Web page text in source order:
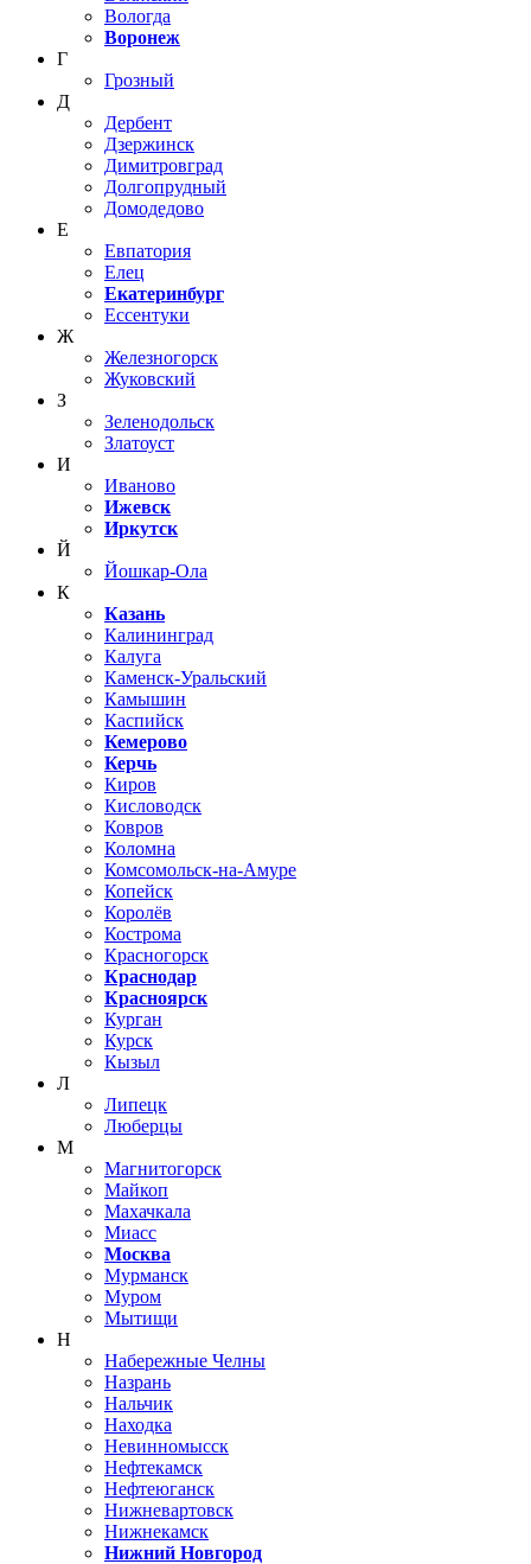
Вологда
Воронеж
Г
Грозный
Д
Дербент
Дзержинск
Димитровград
Долгопрудный
Домодедово
Е
Евпатория
Елец
Екатеринбург
Ессентуки
Ж
Железногорск
Жуковский
З
Зеленодольск
Златоуст
И
Иваново
Ижевск
Иркутск
Й
Йошкар-Ола
К
Казань
Калининград
Калуга
Каменск-Уральский
Камышин
Каспийск
Кемерово
Керчь
Киров
Кисловодск
Ковров
Коломна
Комсомольск-на-Амуре
Копейск
Королёв
Кострома
Красногорск
Краснодар
Красноярск
Курган
Курск
Кызыл
Л
Липецк
Люберцы
М
Магнитогорск
Майкоп
Махачкала
Миасс
Москва
Мурманск
Муром
Мытищи
Н
Набережные Челны
Назрань
Нальчик
Находка
Невинномысск
Нефтекамск
Нефтеюганск
Нижневартовск
Нижнекамск
Нижний Новгород